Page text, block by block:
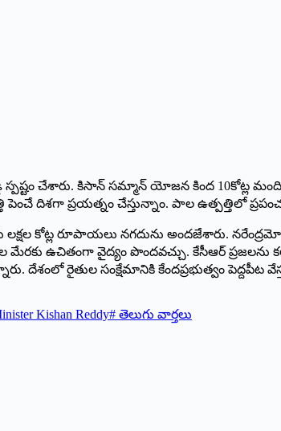
స్పష్టం చేశారు. కిసాన్‌ ‌సమ్మాన్‌ ‌యోజన కింద
దిశగా ప్రయత్నం చేస్తున్నాం. పాల ఉత్పత్తిలో
కోట్ల రూపాయలు నగదును అందజేశారు.
మేరకు ఉచితంగా వైద్యం పొందవచ్చు. కేసీఆర్‌
రైతుల సంక్షేమానికి కేందప్రభుత్వం పెద్దపీట
Kishan Reddy# తెలుగు వార్తలు